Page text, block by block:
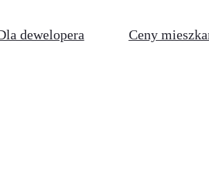
dewelopera Ceny